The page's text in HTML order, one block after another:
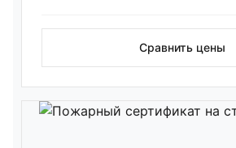
Сравнить цены